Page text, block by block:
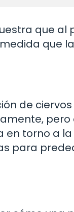
que al
que
de
en torno a
para